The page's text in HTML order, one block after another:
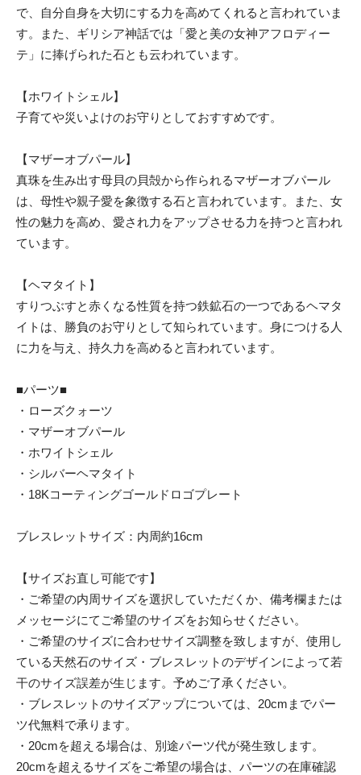
で、自分自身を大切にする力を高めてくれると言われていま
す。また、ギリシア神話では「愛と美の女神アフロディー
テ」に捧げられた石とも云われています。
【ホワイトシェル】
子育てや災いよけのお守りとしておすすめです。
【マザーオブパール】
真珠を生み出す母貝の貝殻から作られるマザーオブパール
は、母性や親子愛を象徴する石と言われています。また、女
性の魅力を高め、愛され力をアップさせる力を持つと言われ
ています。
【ヘマタイト】
すりつぶすと赤くなる性質を持つ鉄鉱石の一つであるヘマタ
イトは、勝負のお守りとして知られています。身につける人
に力を与え、持久力を高めると言われています。
■パーツ■
・ローズクォーツ
・マザーオブパール
・ホワイトシェル
・シルバーヘマタイト
・18Kコーティングゴールドロゴプレート
ブレスレットサイズ：内周約16cm
【サイズお直し可能です】
・ご希望の内周サイズを選択していただくか、備考欄または
メッセージにてご希望のサイズをお知らせください。
・ご希望のサイズに合わせサイズ調整を致しますが、使用し
ている天然石のサイズ・ブレスレットのデザインによって若
干のサイズ誤差が生じます。予めご了承ください。
・ブレスレットのサイズアップについては、20cmまでパー
ツ代無料で承ります。
・20cmを超える場合は、別途パーツ代が発生致します。
20cmを超えるサイズをご希望の場合は、パーツの在庫確認